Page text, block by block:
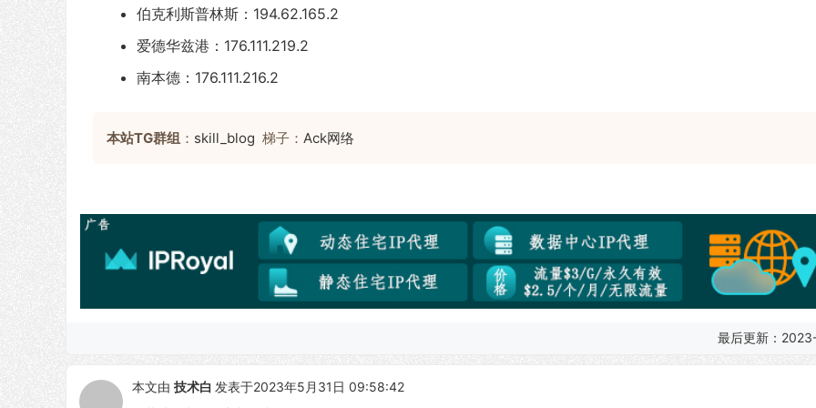
伯克利斯普林斯：194.62.165.2
爱德华兹港：176.111.219.2
南本德：176.111.216.2
本站TG群组 ： skill_blog 梯子： Ack网络
最后更新：
本文由 技术白 发表于2023年5月31日 09:58:42